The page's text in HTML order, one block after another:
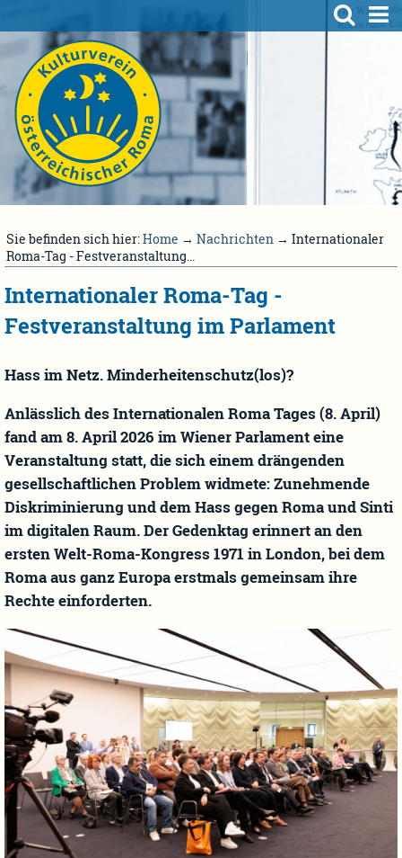
Sie befinden sich hier:Home → Nachrichten → Internationaler
Roma-Tag - Festveranstaltung...
Internationaler Roma-Tag -
Festveranstaltung im Parlament
Hass im Netz. Minderheitenschutz(los)?
Anlässlich des Internationalen Roma Tages (8. April)
fand am 8. April 2026 im Wiener Parlament eine
Veranstaltung statt, die sich einem drängenden
gesellschaftlichen Problem widmete: Zunehmende
Diskriminierung und dem Hass gegen Roma und Sinti
im digitalen Raum. Der Gedenktag erinnert an den
ersten Welt-Roma-Kongress 1971 in London, bei dem
Roma aus ganz Europa erstmals gemeinsam ihre
Rechte einforderten.